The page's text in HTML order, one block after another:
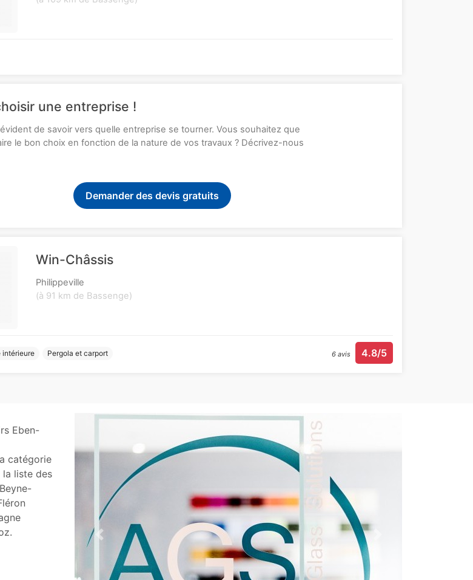
une entreprise !
de savoir vers quelle entreprise se tourner. Vous souhaitez que
le bon choix en fonction de la nature de vos travaux ? Décrivez-nous
Demander des devis gratuits
Win-Châssis
Philippeville
(à 91 km de Bassenge)
6 avis 4.8/5
intérieure Pergola et carport
Eben-
catégorie
la liste des
Previous